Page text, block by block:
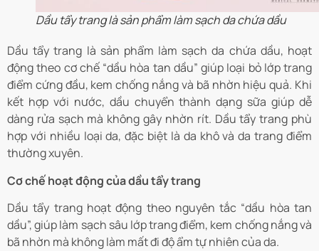
Dầu tẩy trang là sản phẩm làm sạch da chứa dầu
Dầu tẩy trang là sản phẩm làm sạch da chứa dầu, hoạt
động theo cơ chế “dầu hòa tan dầu” giúp loại bỏ lớp trang
điểm cứng đầu, kem chống nắng và bã nhờn hiệu quả. Khi
kết hợp với nước, dầu chuyển thành dạng sữa giúp dễ
dàng rửa sạch mà không gây nhờn rít. Dầu tẩy trang phù
hợp với nhiều loại da, đặc biệt là da khô và da trang điểm
thường xuyên.
Cơ chế hoạt động của dầu tẩy trang
Dầu tẩy trang hoạt động theo nguyên tắc “dầu hòa tan
dầu”, giúp làm sạch sâu lớp trang điểm, kem chống nắng và
bã nhờn mà không làm mất đi độ ẩm tự nhiên của da.